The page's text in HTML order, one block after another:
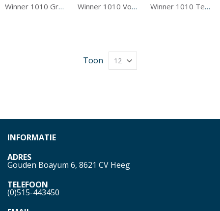
Winner 1010 Grootzeil Winner 1010 Voorzeil Winner 1010 Tentwerk
Toon
INFORMATIE
ADRES
Gouden Boayum 6, 8621 CV Heeg
TELEFOON
(0)515-443450